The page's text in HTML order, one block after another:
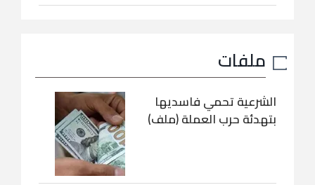
ملفات
الشرعية تحمي فاسديها
بتهدئة حرب العملة (ملف)